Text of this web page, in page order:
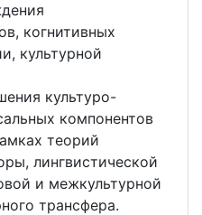
когнитивных
культурной
культуро-
компонентов
теорий
лингвистической
и межкультурной
трансфера.